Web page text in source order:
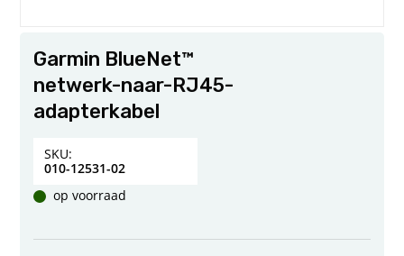
Garmin BlueNet™
netwerk-naar-RJ45-
adapterkabel
SKU:
010-12531-02
op voorraad